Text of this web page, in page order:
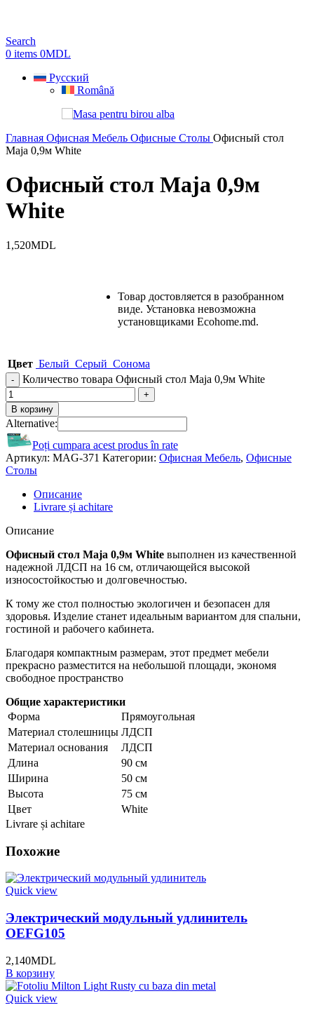
Search
0 items 0MDL
Русский
Română
Главная Офисная Мебель Офисные Столы Офисный стол
Maja 0,9м White
Офисный стол Maja 0,9м
White
1,520MDL
Товар достовляется в разобранном
виде. Установка невозможна
установщиками Ecohome.md.
Цвет Белый Серый Сонома
Количество товара Офисный стол Maja 0,9м White
В корзину
Alternative:
Poți cumpara acest produs în rate
Артикул: MAG-371 Категории: Офисная Мебель, Офисные
Столы
Описание
Livrare și achitare
Описание
Офисный стол Maja 0,9м White выполнен из качественной
надежной ЛДСП на 16 см, отличающейся высокой
износостойкостью и долговечностью.
К тому же стол полностью экологичен и безопасен для
здоровья. Изделие станет идеальным вариантом для спальни,
гостиной и рабочего кабинета.
Благодаря компактным размерам, этот предмет мебели
прекрасно разместится на небольшой площади, экономя
свободное пространство
Общие характеристики
Форма
Прямоугольная
Материал столешницы ЛДСП
Материал основания
ЛДСП
Длина
90 см
Ширина
50 см
Высота
75 см
Цвет
White
Livrare și achitare
Похожие
Quick view
Электрический модульный удлинитель
OEFG105
2,140MDL
В корзину
Quick view